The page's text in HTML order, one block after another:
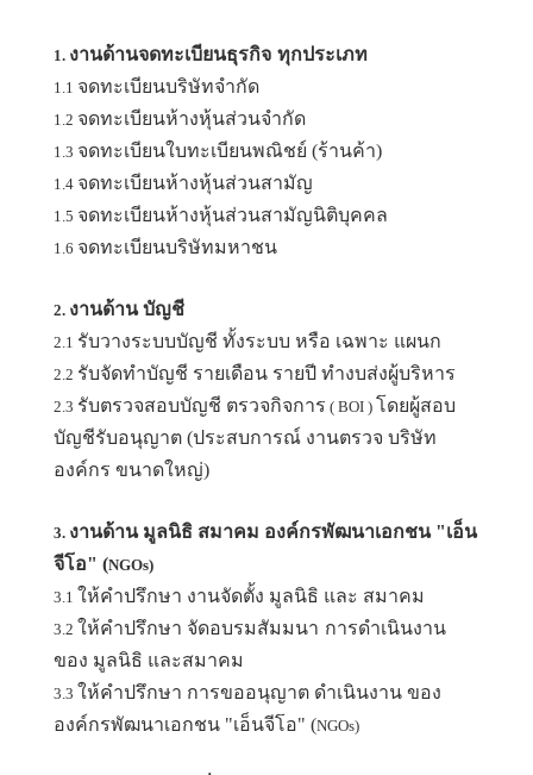
1. งานด้านจดทะเบียนธุรกิจ ทุกประเภท
1.1 จดทะเบียนบริษัทจำกัด
1.2 จดทะเบียนห้างหุ้นส่วนจำกัด
1.3 จดทะเบียนใบทะเบียนพณิชย์ (ร้านค้า)
1.4 จดทะเบียนห้างหุ้นส่วนสามัญ
1.5 จดทะเบียนห้างหุ้นส่วนสามัญนิติบุคคล
1.6 จดทะเบียนบริษัทมหาชน
2. งานด้าน บัญชี
2.1 รับวางระบบบัญชี ทั้งระบบ หรือ เฉพาะ แผนก
2.2 รับจัดทำบัญชี รายเดือน รายปี ทำงบส่งผู้บริหาร
2.3 รับตรวจสอบบัญชี ตรวจกิจการ ( BOI ) โดยผู้สอบ
บัญชีรับอนุญาต (ประสบการณ์ งานตรวจ บริษัท
องค์กร ขนาดใหญ่)
3. งานด้าน มูลนิธิ สมาคม องค์กรพัฒนาเอกชน "เอ็น
จีโอ" (NGOs)
3.1 ให้คำปรึกษา งานจัดตั้ง มูลนิธิ และ สมาคม
3.2 ให้คำปรึกษา จัดอบรมสัมมนา การดำเนินงาน
ของ มูลนิธิ และสมาคม
3.3 ให้คำปรึกษา การขออนุญาต ดำเนินงาน ของ
องค์กรพัฒนาเอกชน "เอ็นจีโอ" (NGOs)